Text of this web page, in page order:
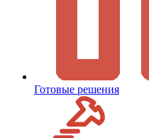
Готовые решения